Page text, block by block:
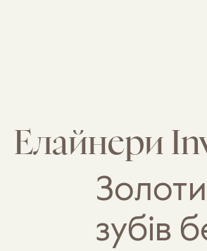
Елайнери
зубів